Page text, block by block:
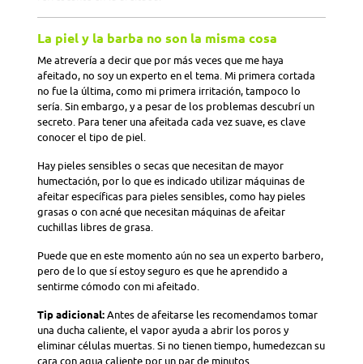
La piel y la barba no son la misma cosa
Me atrevería a decir que por más veces que me haya
afeitado, no soy un experto en el tema. Mi primera cortada
no fue la última, como mi primera irritación, tampoco lo
sería. Sin embargo, y a pesar de los problemas descubrí un
secreto. Para tener una afeitada cada vez suave, es clave
conocer el tipo de piel.
Hay pieles sensibles o secas que necesitan de mayor
humectación, por lo que es indicado utilizar máquinas de
afeitar específicas para pieles sensibles, como hay pieles
grasas o con acné que necesitan máquinas de afeitar
cuchillas libres de grasa.
Puede que en este momento aún no sea un experto barbero,
pero de lo que sí estoy seguro es que he aprendido a
sentirme cómodo con mi afeitado.
Tip adicional: Antes de afeitarse les recomendamos tomar
una ducha caliente, el vapor ayuda a abrir los poros y
eliminar células muertas. Si no tienen tiempo, humedezcan su
cara con agua caliente por un par de minutos.